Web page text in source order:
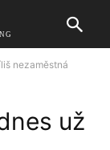
nezaměstná
už